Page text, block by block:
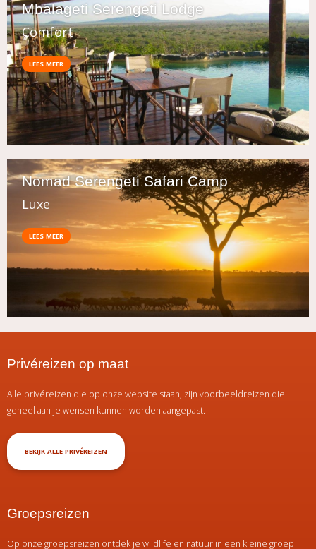
Mbalageti Serengeti Lodge
Comfort
LEES MEER
Nomad Serengeti Safari Camp
Luxe
LEES MEER
Privéreizen op maat
Alle privéreizen die op onze website staan, zijn voorbeeldreizen die
geheel aan je wensen kunnen worden aangepast.
BEKIJK ALLE PRIVÉREIZEN
Groepsreizen
Op onze groepsreizen ontdek je wildlife en natuur in een kleine groep